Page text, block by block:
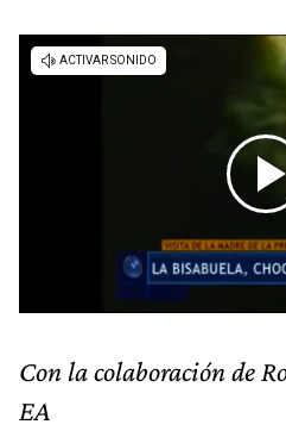
Con la colaboración de
EA